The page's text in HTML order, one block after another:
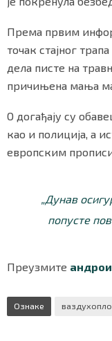
Према првим
точак стајног
дела писте на
причињена мања
О догађају су
као и полиција, а
европским
„Дунав
попусте
Преузмите
Ознаке